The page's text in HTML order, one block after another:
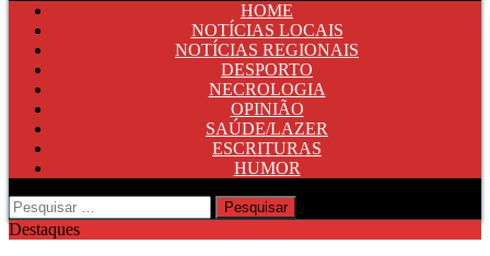
HOME
NOTÍCIAS LOCAIS
NOTÍCIAS REGIONAIS
DESPORTO
NECROLOGIA
OPINIÃO
SAÚDE/LAZER
ESCRITURAS
HUMOR
Pesquisar
por:
Destaques